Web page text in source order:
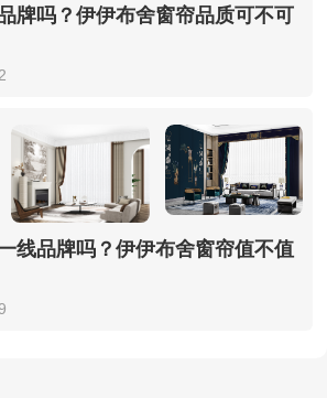
牌吗？伊伊布舍窗帘品质可不可
线品牌吗？伊伊布舍窗帘值不值